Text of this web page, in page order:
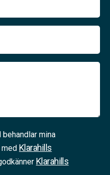
mina
Klarahills
Klarahills